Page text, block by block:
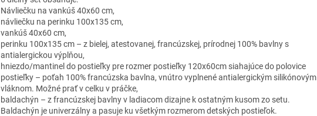
Návliečku na vankúš 40x60 cm,
návliečku na perinku 100x135 cm,
vankúš 40x60 cm,
perinku 100x135 cm – z bielej, atestovanej, francúzskej, prírodnej 100% bavlny s
antialergickou výplňou,
hniezdo/mantinel do postieľky pre rozmer postieľky 120x60cm siahajúce do polovice
postieľky – poťah 100% francúzska bavlna, vnútro vyplnené antialergickým silikónovým
vláknom. Možné prať v celku v práčke,
baldachýn – z francúzskej bavlny v ladiacom dizajne k ostatným kusom zo setu.
Baldachýn je univerzálny a pasuje ku všetkým rozmerom detských postieľok.